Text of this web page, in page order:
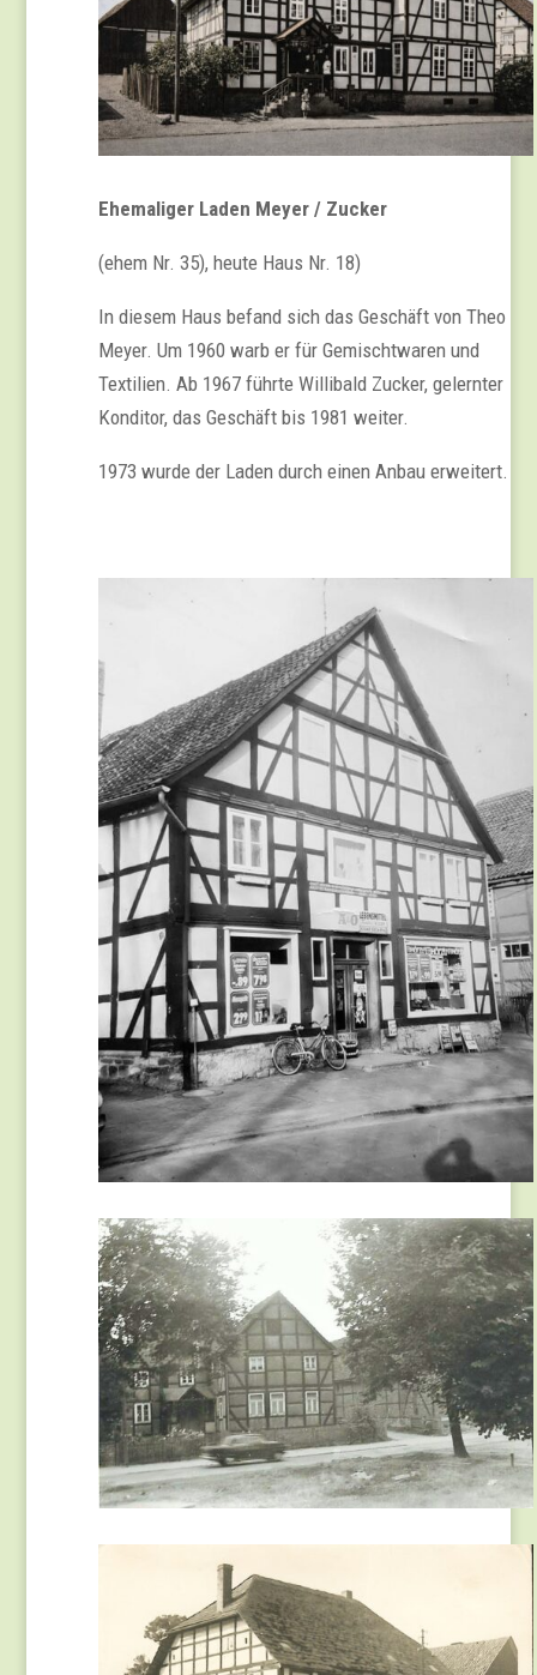
Ehemaliger Laden Meyer / Zucker
(ehem Nr. 35), heute Haus Nr. 18)
In diesem Haus befand sich das Geschäft von Theo
Meyer. Um 1960 warb er für Gemischtwaren und
Textilien. Ab 1967 führte Willibald Zucker, gelernter
Konditor, das Geschäft bis 1981 weiter.
1973 wurde der Laden durch einen Anbau erweitert.